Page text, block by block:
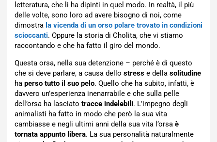
letteratura, che li ha dipinti in quel modo. In realtà, il più
delle volte, sono loro ad avere bisogno di noi, come
dimostra la vicenda di un orso polare trovato in condizioni
scioccanti. Oppure la storia di Cholita, che vi stiamo
raccontando e che ha fatto il giro del mondo.
Questa orsa, nella sua detenzione – perché è di questo
che si deve parlare, a causa dello stress e della solitudine
ha perso tutto il suo pelo. Quello che ha subito, infatti, è
davvero un’esperienza inenarrabile e che sulla pelle
dell’orsa ha lasciato tracce indelebili. L’impegno degli
animalisti ha fatto in modo che però la sua vita
cambiasse e negli ultimi anni della sua vita l’orsa è
tornata appunto libera. La sua personalità naturalmente